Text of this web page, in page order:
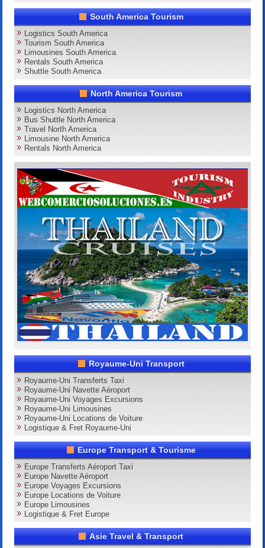
South America Tourism
Logistics South America
Tourism South America
Limousines South America
Rentals South America
Shuttle South America
North America Tourism
Logistics North America
Bus Shuttle North America
Travel North America
Limousine North America
Rentals North America
Royaume-Uni Transport
Royaume-Uni Transferts Taxi
Royaume-Uni Navette Aéroport
Royaume-Uni Voyages Excursions
Royaume-Uni Limousines
Royaume-Uni Locations de Voiture
Logistique & Fret Royaume-Uni
Europe Transport & Tourisme
Europe Transferts Aéroport Taxi
Europe Navette Aéroport
Europe Voyages Excursions
Europe Locations de Voiture
Europe Limousines
Logistique & Fret Europe
Asie Travel & Transport